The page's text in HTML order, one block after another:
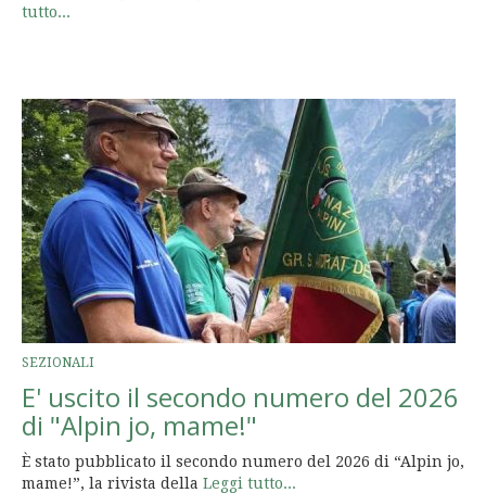
tutto...
SEZIONALI
E' uscito il secondo numero del 2026
di "Alpin jo, mame!"
È stato pubblicato il secondo numero del 2026 di “Alpin jo,
mame!”, la rivista della Leggi tutto...